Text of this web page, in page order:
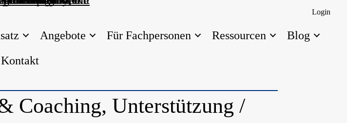
Login
Angebote Für Fachpersonen Ressourcen
Blog
Kontakt
Coaching, Unterstützung /